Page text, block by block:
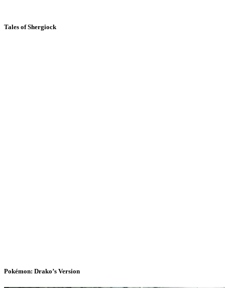
Tales of Shergiock
Pokémon: Drako’s Version